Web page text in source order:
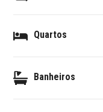
Quartos
Banheiros